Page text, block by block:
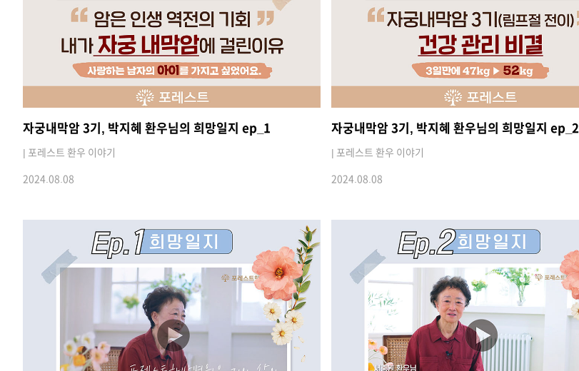
자궁내막암 3기, 박지혜 환우님의 희망일지 ep_1
| 포레스트 환우 이야기
2024.08.08
자궁내막암 3기, 박지혜 환우님의 희망일지 ep_2
| 포레스트 환우 이야기
2024.08.08